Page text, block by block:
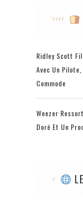
Ridley Scott
Avec Un
Commode
Weezer
Doré Et Un